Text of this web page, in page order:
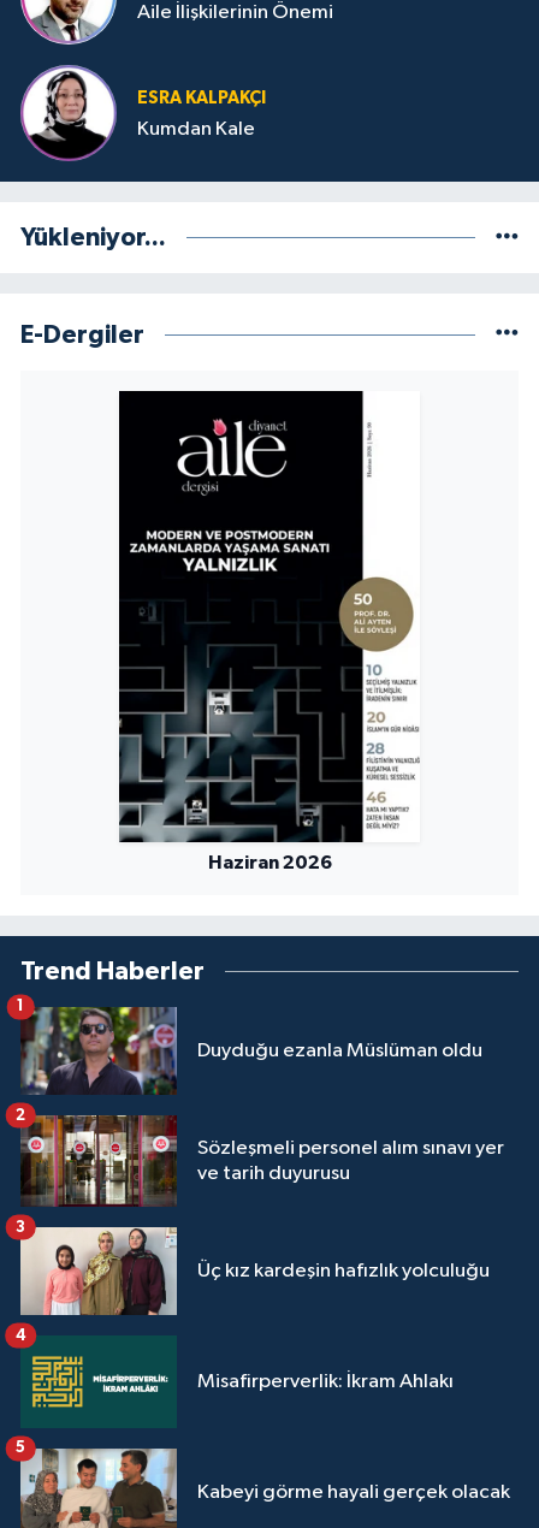
Aile İlişkilerinin Önemi
ESRA KALPAKÇI
Kumdan Kale
Yükleniyor...
E-Dergiler
Haziran 2026
Trend Haberler
Duyduğu ezanla Müslüman oldu
1
Sözleşmeli personel alım sınavı yer
ve tarih duyurusu
2
Üç kız kardeşin hafızlık yolculuğu
3
Misafirperverlik: İkram Ahlakı
4
Kabeyi görme hayali gerçek olacak
5
Tokat Müftülüğü
Trabzon Müftülüğü
Tunceli Müftülüğü
Van Müftülüğü
Zonguldak Müftülüğü